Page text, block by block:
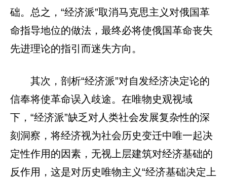
础。总之，“经济派”取消马克思主义对俄国革
命指导地位的做法，最终必将使俄国革命丧失
先进理论的指引而迷失方向。
其次，剖析“经济派”对自发经济决定论的
信奉将使革命误入歧途。在唯物史观视域
下，“经济派”缺乏对人类社会发展复杂性的深
刻洞察，将经济视为社会历史变迁中唯一起决
定性作用的因素，无视上层建筑对经济基础的
反作用，这是对历史唯物主义“经济基础决定上